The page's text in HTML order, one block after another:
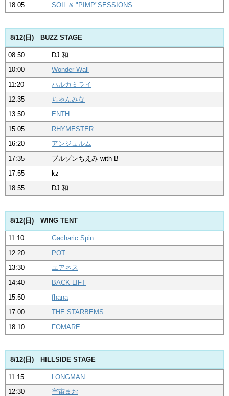
18:05
SOIL & "PIMP"SESSIONS
8/12(日) BUZZ STAGE
08:50
DJ 和
10:00
Wonder Wall
11:20
ハルカミライ
12:35
ちゃんみな
13:50
ENTH
15:05
RHYMESTER
16:20
アンジュルム
17:35
ブルゾンちえみ with B
17:55
kz
18:55
DJ 和
8/12(日) WING TENT
11:10
Gacharic Spin
12:20
POT
13:30
ユアネス
14:40
BACK LIFT
15:50
fhana
17:00
THE STARBEMS
18:10
FOMARE
8/12(日) HILLSIDE STAGE
11:15
LONGMAN
12:30
宇宙まお